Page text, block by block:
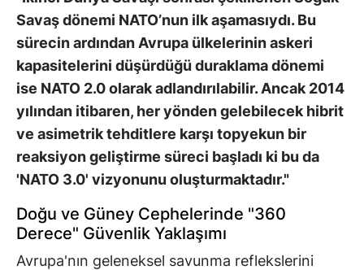
Savaş dönemi NATO’nun ilk aşamasıydı. Bu
sürecin ardından Avrupa ülkelerinin askeri
kapasitelerini düşürdüğü duraklama dönemi
ise NATO 2.0 olarak adlandırılabilir. Ancak 2014
yılından itibaren, her yönden gelebilecek hibrit
ve asimetrik tehditlere karşı topyekun bir
reaksiyon geliştirme süreci başladı ki bu da
'NATO 3.0' vizyonunu oluşturmaktadır."
Doğu ve Güney Cephelerinde "360
Derece" Güvenlik Yaklaşımı
Avrupa'nın geleneksel savunma reflekslerini